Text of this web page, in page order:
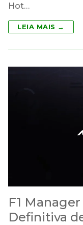
Hot…
LEIA MAIS →
F1
Definitiva